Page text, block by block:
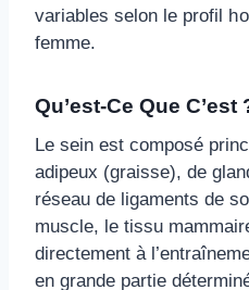
variables selon le profil
femme.
Qu’est-Ce Que C’est
Le sein est composé
adipeux (graisse), de
réseau de ligaments de
muscle, le tissu
directement à
en grande partie